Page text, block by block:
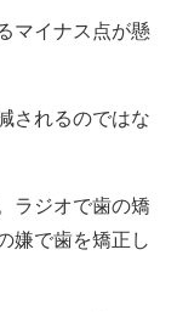
マイナス点が懸
されるのではな
。ラジオで歯の矯
嫌で歯を矯正し